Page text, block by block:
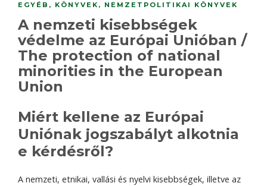
EGYÉB , KÖNYVEK , NEMZETPOLITIKAI KÖNYVEK
A nemzeti kisebbségek
védelme az Európai Unióban /
The protection of national
minorities in the European
Union
Miért kellene az Európai
Uniónak jogszabályt alkotnia
e kérdésről?
A nemzeti, etnikai, vallási és nyelvi kisebbségek, illetve az